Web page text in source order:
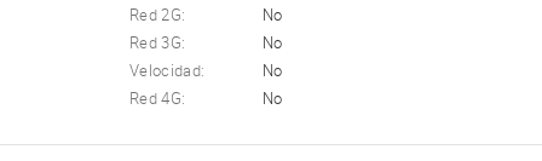
Red 2G:
No
Red 3G:
No
Velocidad:
No
Red 4G:
No